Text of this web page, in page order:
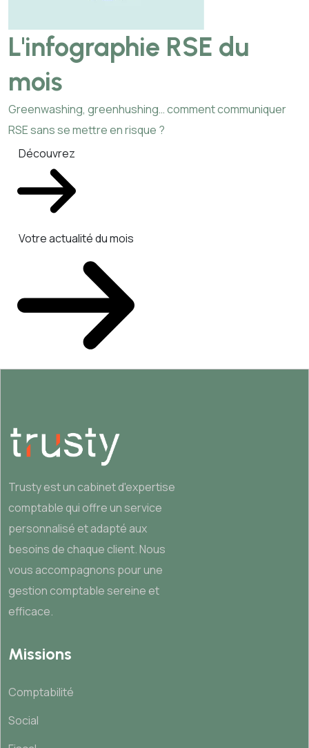
L'infographie RSE du
mois
Greenwashing, greenhushing… comment communiquer
RSE sans se mettre en risque ?
Découvrez
Votre actualité du mois
Trusty est un cabinet d'expertise
comptable qui offre un service
personnalisé et adapté aux
besoins de chaque client. Nous
vous accompagnons pour une
gestion comptable sereine et
efficace.
Missions
Comptabilité
Social